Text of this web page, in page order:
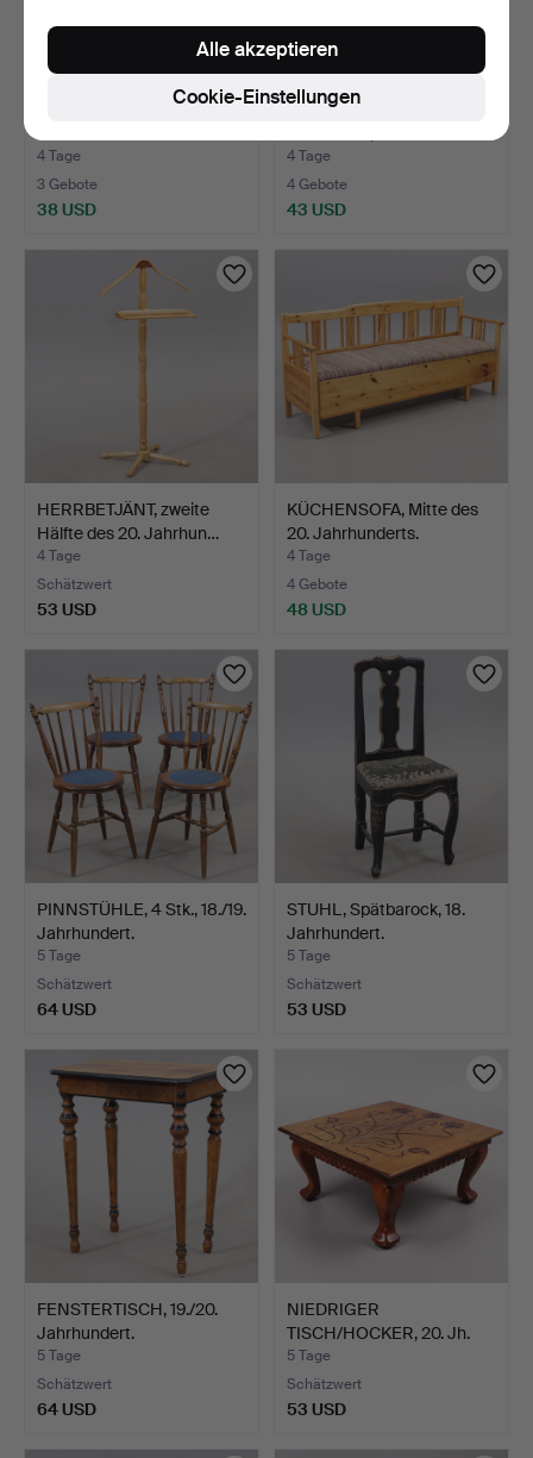
AUSZIEHBETT, 19. / 20.
4 Tage
3 Gebote
38 USD
COUCHTISCH sowie
Jahrhun…
4 Tage
4 Gebote
43 USD
HERRBETJÄNT, zweite
Hälfte des 20. Jahrhun…
4 Tage
Schätzwert
53 USD
KÜCHENSOFA, Mitte des
20. Jahrhunderts.
4 Tage
4 Gebote
48 USD
PINNSTÜHLE, 4 Stk., 18./19.
Jahrhundert.
5 Tage
Schätzwert
64 USD
STUHL, Spätbarock, 18.
Jahrhundert.
5 Tage
Schätzwert
53 USD
FENSTERTISCH, 19./20.
Jahrhundert.
5 Tage
Schätzwert
64 USD
NIEDRIGER
TISCH/HOCKER, 20. Jh.
5 Tage
Schätzwert
53 USD
Cookie-Einstellungen
Alle akzeptieren